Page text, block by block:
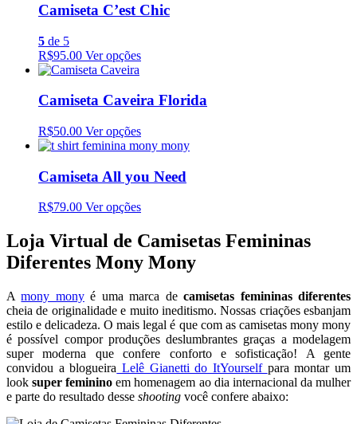
Camiseta C’est Chic
5 de 5
R$95.00 Ver opções
Camiseta Caveira Florida
R$50.00 Ver opções
Camiseta All you Need
R$79.00 Ver opções
Loja Virtual de Camisetas Femininas
Diferentes Mony Mony
Amony monyé uma marca decamisetas femininas diferentes
cheia de originalidade e muito ineditismo. Nossas criações esbanjam
estilo e delicadeza. O mais legal é que com as camisetas mony mony
é possível compor produções deslumbrantes graças a modelagem
super moderna que confere conforto e sofisticação! A gente
convidou a blogueira Lelê Gianetti do ItYourself para montar um
looksuper feminino em homenagem ao dia internacional da mulher
e parte do resultado desse shooting você confere abaixo: